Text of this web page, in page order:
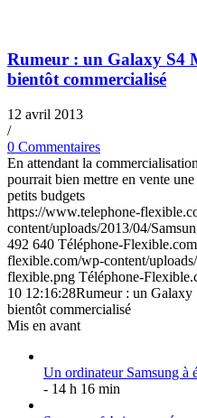
Rumeur : un Galaxy S4
bientôt commercialisé
12 avril 2013
/
0 Commentaires
En attendant la
pourrait bien mettre en vente
petits budgets
https://www.telephone-
content/uploads/2013/04/
492 640 Téléphone-Flexible.com
flexible.com/wp-content/
flexible.png Téléphone-
10 12:16:28Rumeur : un Galaxy
bientôt commercialisé
Mis en avant
Un ordinateur Samsung à
- 14 h 16 min